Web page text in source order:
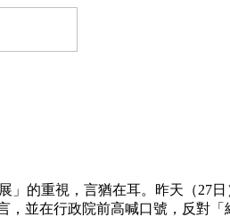
的重視，言猶在耳。昨天（27日
，並在行政院前高喊口號，反對「